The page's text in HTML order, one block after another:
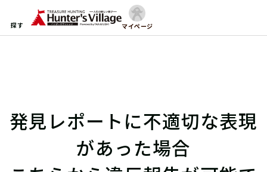
探す マイページ
発見レポートに不適切な表現
があった場合